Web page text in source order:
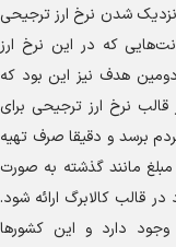
شدن نرخ ارز ترجیحی
تا رانت‌هایی که در این نرخ ارز
هدف نیز این بود که
نرخ ارز ترجیحی برای
برسد و دقیقا صرف تهیه
مانند گذشته به صورت
قالب کالابرگ ارائه شود.
دارد و این کشور‌ها